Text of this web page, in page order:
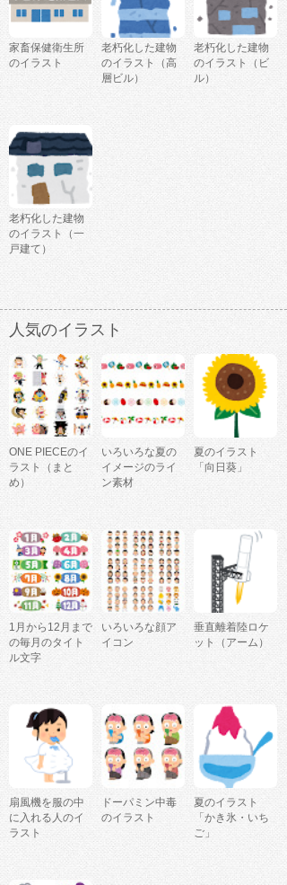
家畜保健衛生所
のイラスト
老朽化した建物
のイラスト（高
層ビル）
老朽化した建物
のイラスト（ビ
ル）
老朽化した建物
のイラスト（一
戸建て）
人気のイラスト
ONE PIECEのイ
ラスト（まと
め）
いろいろな夏の
イメージのライ
ン素材
夏のイラスト
「向日葵」
1月から12月まで
の毎月のタイト
ル文字
いろいろな顔ア
イコン
垂直離着陸ロケ
ット（アーム）
扇風機を服の中
に入れる人のイ
ラスト
ドーパミン中毒
のイラスト
夏のイラスト
「かき氷・いち
ご」